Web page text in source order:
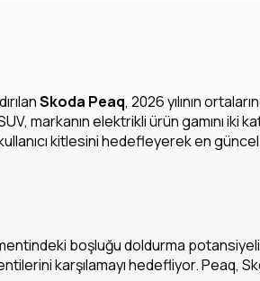
Skoda Peaq, 2026 yılının
markanın elektrikli ürün gamını iki
kitlesini hedefleyerek en
boşluğu doldurma
karşılamayı hedefliyor. Peaq,